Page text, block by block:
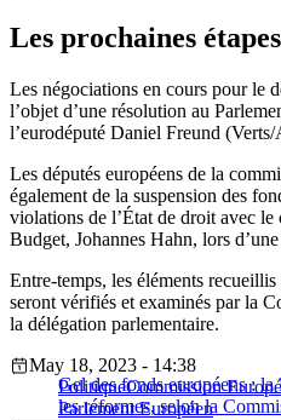
Les prochaines étapes
Les négociations en cours pour le
l’objet d’une résolution au
l’eurodéputé Daniel Freund
Les députés européens de la
également de la suspension des
violations de l’État de droit avec le
Budget, Johannes Hahn, lors
Entre-temps, les éléments
seront vérifiés et examinés par la
la délégation parlementaire.
Gel des fonds européens :
les réformes, selon la
May 18, 2023 - 14:38
PolitiqueCommission
Parlement Européen